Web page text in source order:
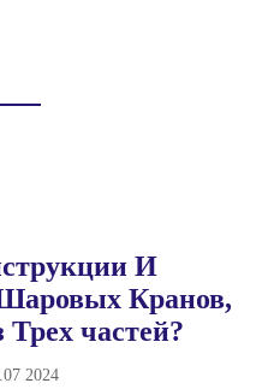
И
Кранов,
частей?
2024